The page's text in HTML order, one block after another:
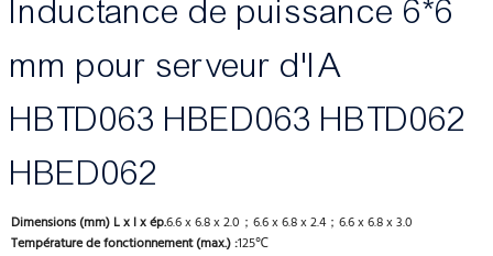
Inductance de puissance 6*6
mm pour serveur d'IA
HBTD063 HBED063 HBTD062
HBED062
Dimensions (mm) L x l x ép.6.6 x 6.8 x 2.0；6.6 x 6.8 x 2.4；6.6 x 6.8 x 3.0
Température de fonctionnement (max.) :125℃